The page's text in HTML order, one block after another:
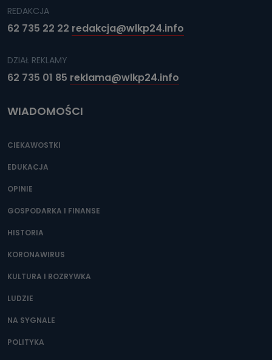
REDAKCJA
62 735 22 22 redakcja@wlkp24.info
DZIAŁ REKLAMY
62 735 01 85 reklama@wlkp24.info
WIADOMOŚCI
CIEKAWOSTKI
EDUKACJA
OPINIE
GOSPODARKA I FINANSE
HISTORIA
KORONAWIRUS
KULTURA I ROZRYWKA
LUDZIE
NA SYGNALE
POLITYKA